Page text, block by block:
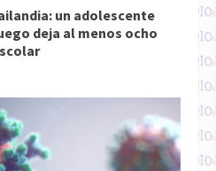
un adolescente
deja al menos ocho